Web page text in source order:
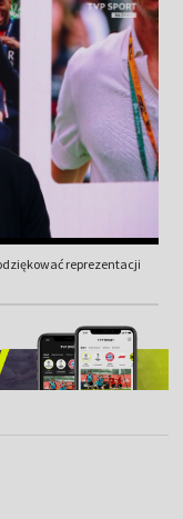
reprezentacji